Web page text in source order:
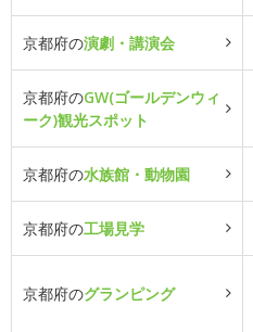
京都府の演劇・講演会
京都府のGW(ゴールデンウィ
ーク)観光スポット
京都府の水族館・動物園
京都府の工場見学
京都府のグランピング